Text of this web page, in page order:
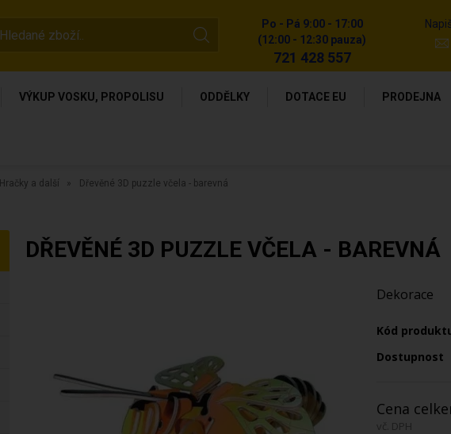
Po - Pá 9:00 - 17:00
(12:00 - 12:30 pauza)
721 428 557
VÝKUP VOSKU, PROPOLISU ODDĚLKY DOTACE EU PRODEJNA
Hračky a další Dřevěné 3D puzzle včela - barevná
DŘEVĚNÉ 3D PUZZLE VČELA - BAREVNÁ
Dekorace
Kód
Dostupnost
Cena
vč. DPH